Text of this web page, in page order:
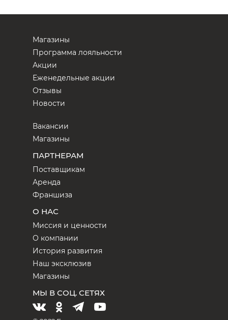
Магазины
Программа лояльности
Акции
Еженедельные акции
Отзывы
Новости
Вакансии
Магазины
ПАРТНЕРАМ
Поставщикам
Аренда
Франшиза
О НАС
Миссия и ценности
О компании
История развития
Наш эксклюзив
Магазины
МЫ В СОЦ. СЕТЯХ